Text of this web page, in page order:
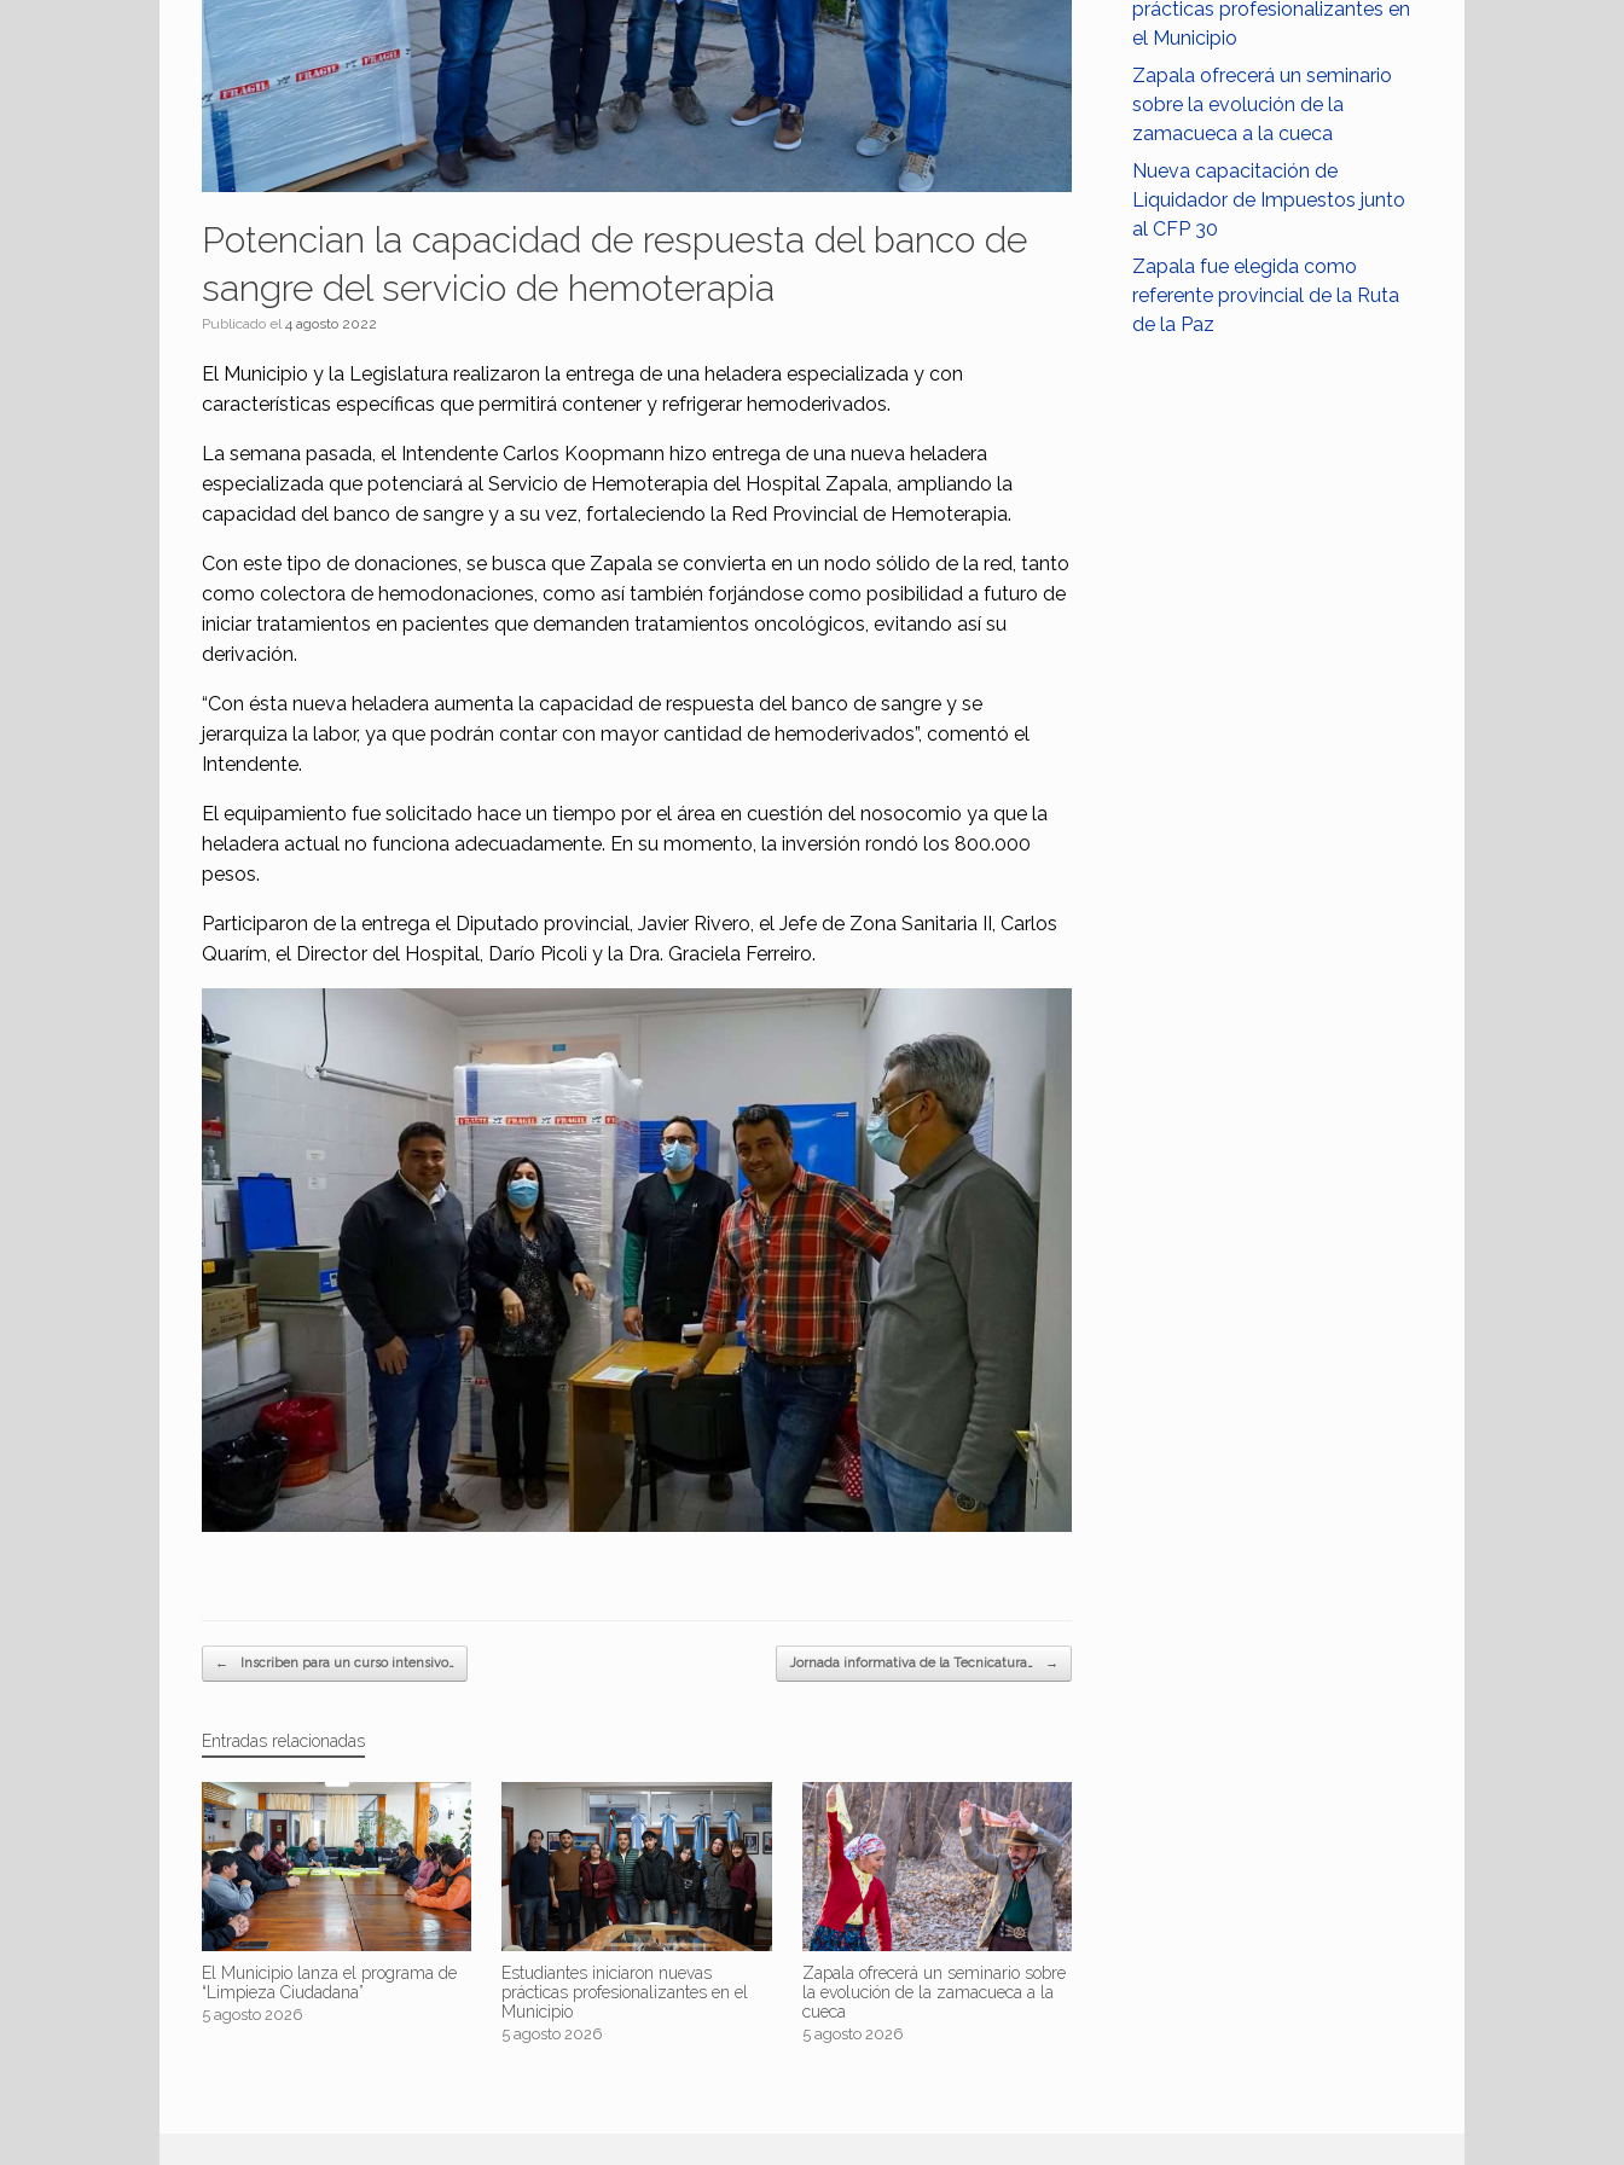
Potencian la capacidad de respuesta del banco de
sangre del servicio de hemoterapia
Publicado el4 agosto 2022
El Municipio y la Legislatura realizaron la entrega de una heladera especializada y con
características específicas que permitirá contener y refrigerar hemoderivados.
La semana pasada, el Intendente Carlos Koopmann hizo entrega de una nueva heladera
especializada que potenciará al Servicio de Hemoterapia del Hospital Zapala, ampliando la
capacidad del banco de sangre y a su vez, fortaleciendo la Red Provincial de Hemoterapia.
Con este tipo de donaciones, se busca que Zapala se convierta en un nodo sólido de la red, tanto
como colectora de hemodonaciones, como así también forjándose como posibilidad a futuro de
iniciar tratamientos en pacientes que demanden tratamientos oncológicos, evitando así su
derivación.
“Con ésta nueva heladera aumenta la capacidad de respuesta del banco de sangre y se
jerarquiza la labor, ya que podrán contar con mayor cantidad de hemoderivados”, comentó el
Intendente.
El equipamiento fue solicitado hace un tiempo por el área en cuestión del nosocomio ya que la
heladera actual no funciona adecuadamente. En su momento, la inversión rondó los 800.000
pesos.
Participaron de la entrega el Diputado provincial, Javier Rivero, el Jefe de Zona Sanitaria II, Carlos
Quarím, el Director del Hospital, Darío Picoli y la Dra. Graciela Ferreiro.
Navegador de artículos
← Inscriben para un curso intensivo… Jornada informativa de la Tecnicatura… →
Entradas relacionadas
El Municipio lanza el programa de
“Limpieza Ciudadana”
5 agosto 2026
Estudiantes iniciaron nuevas
prácticas profesionalizantes en el
Municipio
5 agosto 2026
Zapala ofrecerá un seminario sobre
la evolución de la zamacueca a la
cueca
5 agosto 2026
prácticas profesionalizantes en
el Municipio
Zapala ofrecerá un seminario
sobre la evolución de la
zamacueca a la cueca
Nueva capacitación de
Liquidador de Impuestos junto
al CFP 30
Zapala fue elegida como
referente provincial de la Ruta
de la Paz